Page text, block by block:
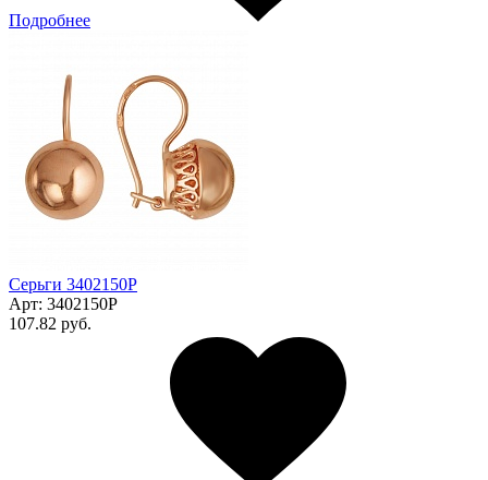
Подробнее
Серьги 3402150Р
Арт: 3402150Р
107.82 руб.